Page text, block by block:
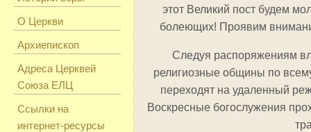
О Церкви
Архиепископ
Адреса Церквей
Союза ЕЛЦ
Ссылки на
интернет-ресурсы
этот Великий пост будем
болеющих! Проявим
Следуя распоряжениям
религиозные общины по
переходят на удаленный
Воскресные богослужения